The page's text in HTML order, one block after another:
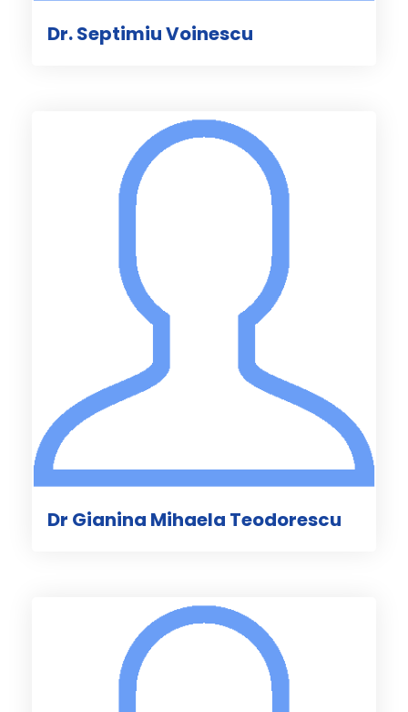
Dr. Septimiu Voinescu
Dr Gianina Mihaela Teodorescu